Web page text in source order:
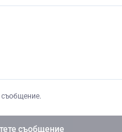
съобщение.
съобщение